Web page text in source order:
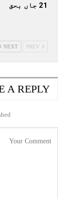
21 جاں بحق
NEXT
A REPLY